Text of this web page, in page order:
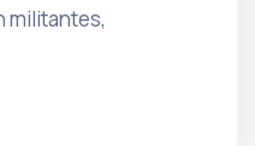
militantes,